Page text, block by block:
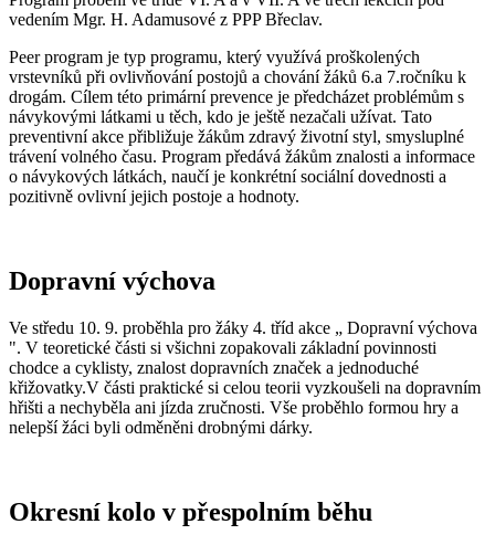
vedením Mgr. H. Adamusové z PPP Břeclav.
Peer program je typ programu, který využívá proškolených
vrstevníků při ovlivňování postojů a chování žáků 6.a 7.ročníku k
drogám. Cílem této primární prevence je předcházet problémům s
návykovými látkami u těch, kdo je ještě nezačali užívat. Tato
preventivní akce přibližuje žákům zdravý životní styl, smysluplné
trávení volného času. Program předává žákům znalosti a informace
o návykových látkách, naučí je konkrétní sociální dovednosti a
pozitivně ovlivní jejich postoje a hodnoty.
Dopravní výchova
Ve středu 10. 9. proběhla pro žáky 4. tříd akce „ Dopravní výchova
". V teoretické části si všichni zopakovali základní povinnosti
chodce a cyklisty, znalost dopravních značek a jednoduché
křižovatky.V části praktické si celou teorii vyzkoušeli na dopravním
hřišti a nechyběla ani jízda zručnosti. Vše proběhlo formou hry a
nelepší žáci byli odměněni drobnými dárky.
Okresní kolo v přespolním běhu